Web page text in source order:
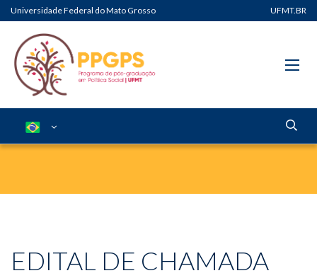
Universidade Federal do Mato Grosso UFMT.BR
EDITAL DE CHAMADA